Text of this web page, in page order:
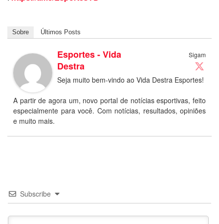
Sobre Últimos Posts
Sigam
Esportes - Vida
Destra
Seja muito bem-vindo ao Vida Destra Esportes!
A partir de agora um, novo portal de notícias esportivas, feito
especialmente para você. Com notícias, resultados, opiniões
e muito mais.
Subscribe